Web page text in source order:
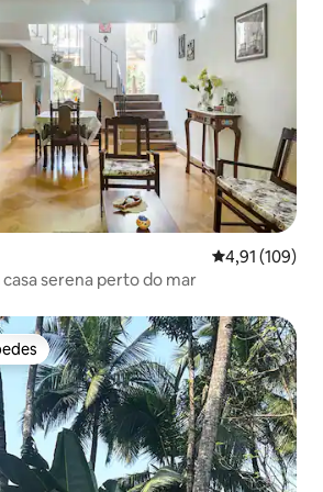
4,91 de uma
4,91 (109)
serena perto do mar